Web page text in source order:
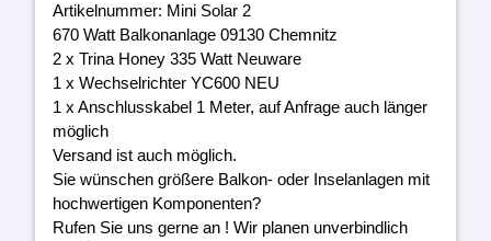
Artikelnummer: Mini Solar 2
670 Watt Balkonanlage 09130 Chemnitz
2 x Trina Honey 335 Watt Neuware
1 x Wechselrichter YC600 NEU
1 x Anschlusskabel 1 Meter, auf Anfrage auch länger
möglich
Versand ist auch möglich.
Sie wünschen größere Balkon- oder Inselanlagen mit
hochwertigen Komponenten?
Rufen Sie uns gerne an ! Wir planen unverbindlich